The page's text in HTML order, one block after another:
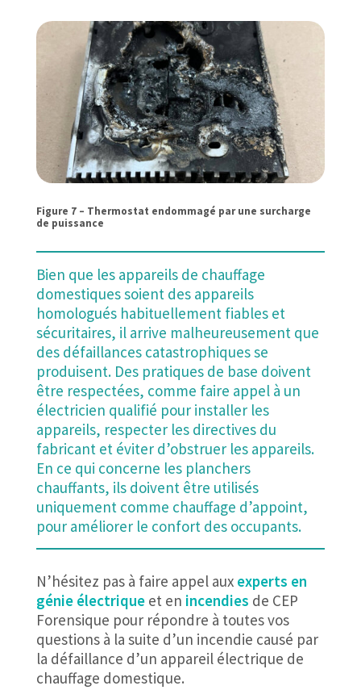
Figure 7 – Thermostat endommagé par une surcharge
de puissance
Bien que les appareils de chauffage
domestiques soient des appareils
homologués habituellement fiables et
sécuritaires, il arrive malheureusement que
des défaillances catastrophiques se
produisent. Des pratiques de base doivent
être respectées, comme faire appel à un
électricien qualifié pour installer les
appareils, respecter les directives du
fabricant et éviter d’obstruer les appareils.
En ce qui concerne les planchers
chauffants, ils doivent être utilisés
uniquement comme chauffage d’appoint,
pour améliorer le confort des occupants.
N’hésitez pas à faire appel aux experts en
génie électriqueet en incendies de CEP
Forensique pour répondre à toutes vos
questions à la suite d’un incendie causé par
la défaillance d’un appareil électrique de
chauffage domestique.